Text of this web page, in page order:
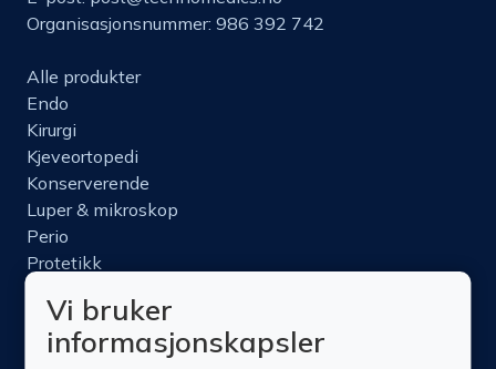
Organisasjonsnummer: 986 392 742
Alle produkter
Endo
Kirurgi
Kjeveortopedi
Konserverende
Luper & mikroskop
Perio
Protetikk
Nettbutikk
Vi bruker
informasjonskapsler